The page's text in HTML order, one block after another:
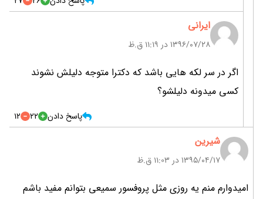
ایرانی
۱۳۹۶/۰۷/۲۸ در 11:19 ق.ظ
اگر در سر لکه هایی باشد که دکترا متوجه دلیلش نشوند
کسی میدونه دلیلشو؟
پاسخ دادن 22
12
شیرین
۱۳۹۵/۰۴/۱۷ در 11:03 ق.ظ
امیدوارم منم یه روزی مثل پروفسور سمیعی بتوانم مفید باشم